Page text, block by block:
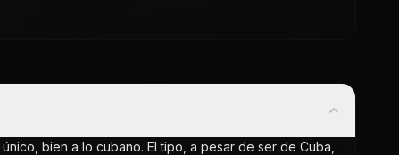
bien a lo cubano. El tipo, a pesar de ser de Cuba,